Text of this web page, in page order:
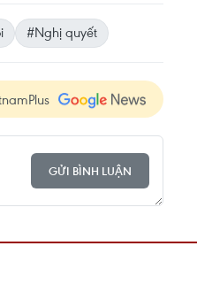
#Nghị quyết
GỬI BÌNH LUẬN